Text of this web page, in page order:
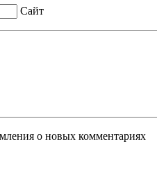
Сайт
о новых комментариях